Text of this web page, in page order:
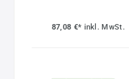
87,08 €* inkl. MwSt.